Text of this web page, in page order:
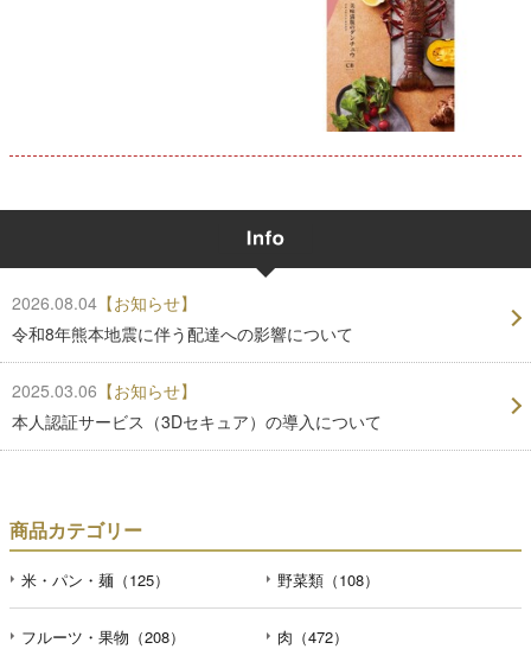
2026.08.04 【お知らせ】
令和8年熊本地震に伴う配達への影響について
2025.03.06 【お知らせ】
本人認証サービス（3Dセキュア）の導入について
商品カテゴリー
米・パン・麺（125） 野菜類（108）
フルーツ・果物（208） 肉（472）